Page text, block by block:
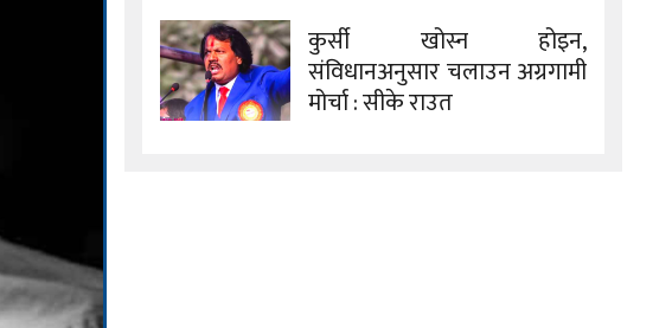
कुर्सी खोस्न होइन,
संविधानअनुसार चलाउन अग्रगामी
मोर्चा : सीके राउत